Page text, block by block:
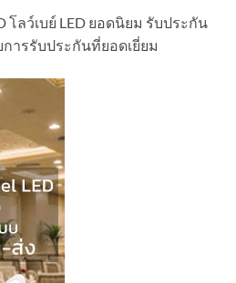
โลว์เบย์ LED ยอดนิยม รับประกัน
ารรับประกันที่ยอดเยี่ยม